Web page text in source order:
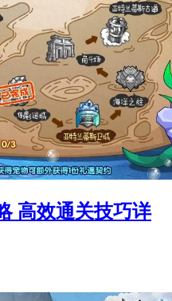
高效通关技巧详